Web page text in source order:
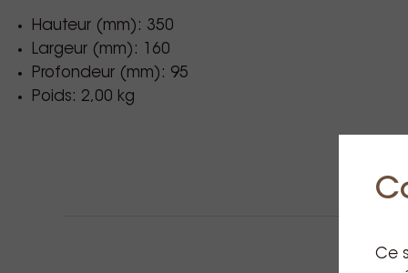
Hauteur (mm): 350
Largeur (mm): 160
Profondeur (mm): 95
Poids: 2,00 kg
Ce